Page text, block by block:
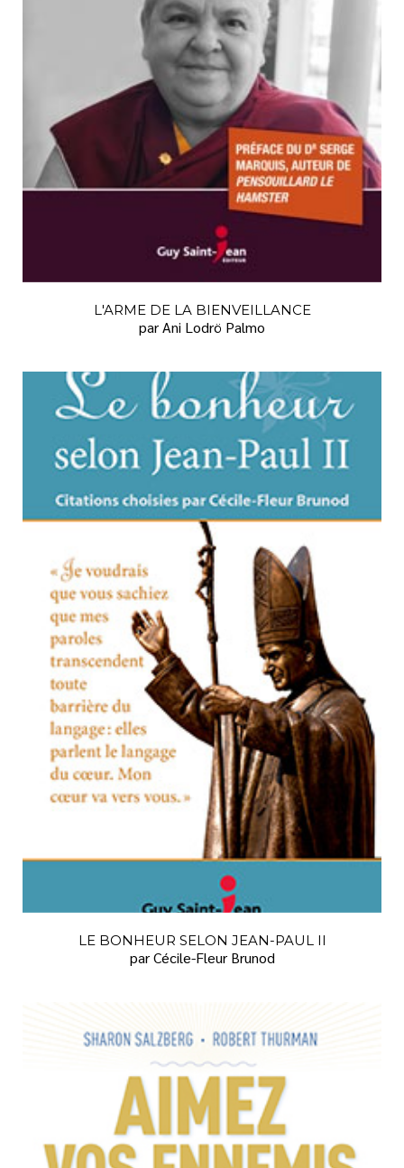
L'ARME DE LA BIENVEILLANCE
par Ani Lodrö Palmo
LE BONHEUR SELON JEAN-PAUL II
par Cécile-Fleur Brunod